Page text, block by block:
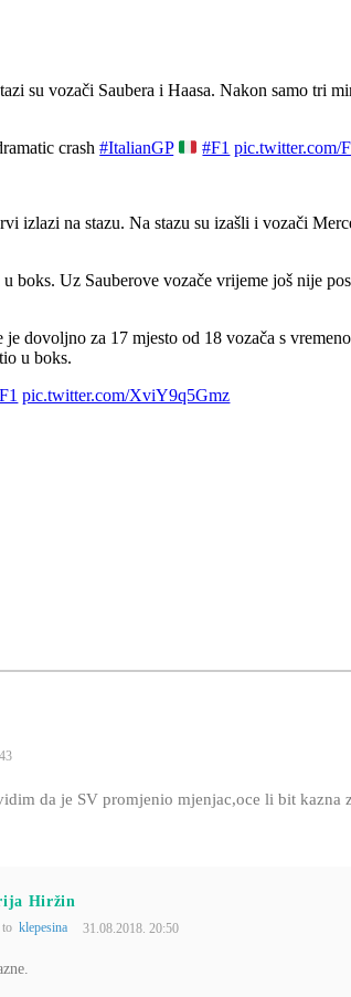
su vozači Saubera i Haasa. Nakon samo tri
crash#ItalianGP #F1 pic.twitter.com/
izlazi na stazu. Na stazu su izašli i vozači
boks. Uz Sauberove vozače vrijeme još nije
dovoljno za 17 mjesto od 18 vozača s
u boks.
pic.twitter.com/XviY9q5Gmz
da je SV promjenio mjenjac,oce li bit kazna
Hiržin
klepesina 31.08.2018. 20:50